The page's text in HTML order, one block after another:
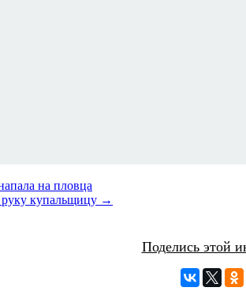
на пловца
руку купальщицу →
Поделись этой